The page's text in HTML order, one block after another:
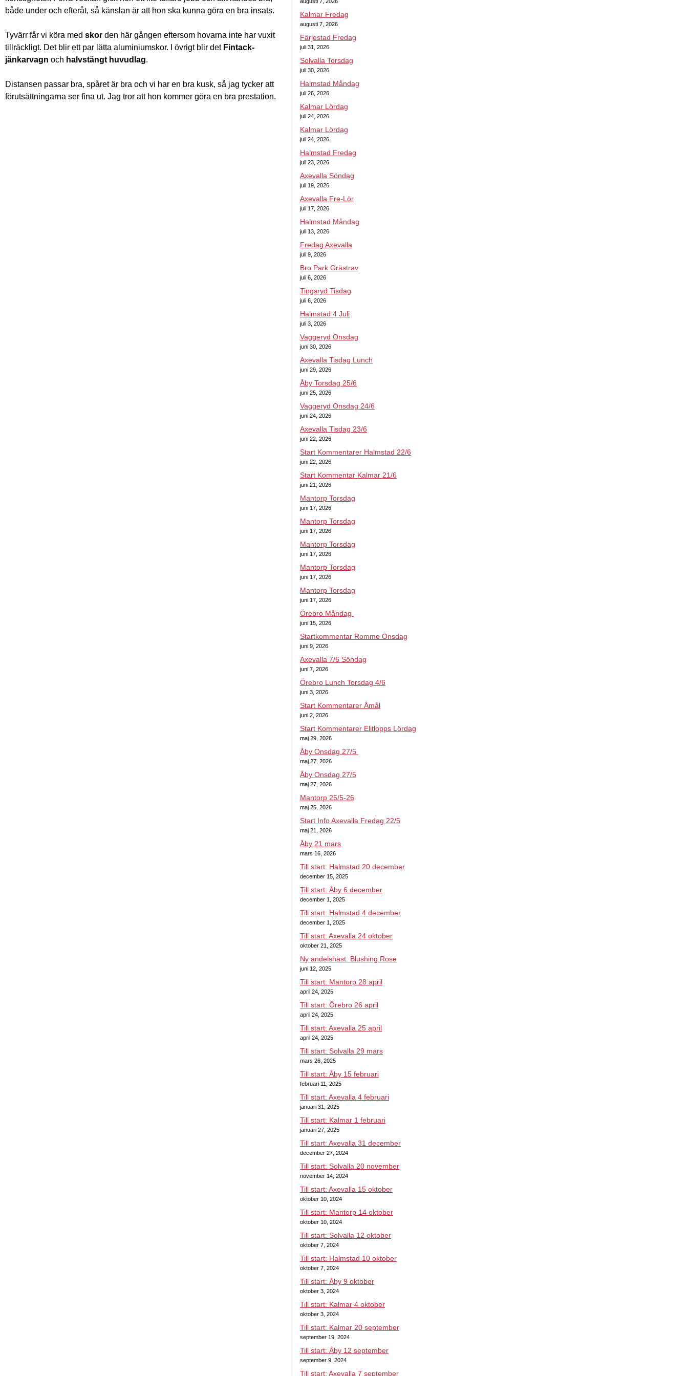
både under och efteråt, så känslan är att hon ska kunna göra en bra insats.
Tyvärr får vi köra med skor den här gången eftersom hovarna inte har vuxit
tillräckligt. Det blir ett par lätta aluminiumskor. I övrigt blir det Fintack-
jänkarvagn och halvstängt huvudlag.
Distansen passar bra, spåret är bra och vi har en bra kusk, så jag tycker att
förutsättningarna ser fina ut. Jag tror att hon kommer göra en bra prestation.
Kalmar Fredag
augusti 7, 2026
Färjestad Fredag
juli 31, 2026
Solvalla Torsdag
juli 30, 2026
Halmstad Måndag
juli 26, 2026
Kalmar Lördag
juli 24, 2026
Kalmar Lördag
juli 24, 2026
Halmstad Fredag
juli 23, 2026
Axevalla Söndag
juli 19, 2026
Axevalla Fre-Lör
juli 17, 2026
Halmstad Måndag
juli 13, 2026
Fredag Axevalla
juli 9, 2026
Bro Park Grästrav
juli 6, 2026
Tingsryd Tisdag
juli 6, 2026
Halmstad 4 Juli
juli 3, 2026
Vaggeryd Onsdag
juni 30, 2026
Axevalla Tisdag Lunch
juni 29, 2026
Åby Torsdag 25/6
juni 25, 2026
Vaggeryd Onsdag 24/6
juni 24, 2026
Axevalla Tisdag 23/6
juni 22, 2026
Start Kommentarer Halmstad 22/6
juni 22, 2026
Start Kommentar Kalmar 21/6
juni 21, 2026
Mantorp Torsdag
juni 17, 2026
Mantorp Torsdag
juni 17, 2026
Mantorp Torsdag
juni 17, 2026
Mantorp Torsdag
juni 17, 2026
Mantorp Torsdag
juni 17, 2026
Örebro Måndag
juni 15, 2026
Startkommentar Romme Onsdag
juni 9, 2026
Axevalla 7/6 Söndag
juni 7, 2026
Örebro Lunch Torsdag 4/6
juni 3, 2026
Start Kommentarer Åmål
juni 2, 2026
Start Kommentarer Elitlopps Lördag
maj 29, 2026
Åby Onsdag 27/5
maj 27, 2026
Åby Onsdag 27/5
maj 27, 2026
Mantorp 25/5-26
maj 25, 2026
Start Info Axevalla Fredag 22/5
maj 21, 2026
Åby 21 mars
mars 16, 2026
Till start: Halmstad 20 december
december 15, 2025
Till start: Åby 6 december
december 1, 2025
Till start: Halmstad 4 december
december 1, 2025
Till start: Axevalla 24 oktober
oktober 21, 2025
Ny andelshäst: Blushing Rose
juni 12, 2025
Till start: Mantorp 28 april
april 24, 2025
Till start: Örebro 26 april
april 24, 2025
Till start: Axevalla 25 april
april 24, 2025
Till start: Solvalla 29 mars
mars 26, 2025
Till start: Åby 15 februari
februari 11, 2025
Till start: Axevalla 4 februari
januari 31, 2025
Till start: Kalmar 1 februari
januari 27, 2025
Till start: Axevalla 31 december
december 27, 2024
Till start: Solvalla 20 november
november 14, 2024
Till start: Axevalla 15 oktober
oktober 10, 2024
Till start: Mantorp 14 oktober
oktober 10, 2024
Till start: Solvalla 12 oktober
oktober 7, 2024
Till start: Halmstad 10 oktober
oktober 7, 2024
Till start: Åby 9 oktober
oktober 3, 2024
Till start: Kalmar 4 oktober
oktober 3, 2024
Till start: Kalmar 20 september
september 19, 2024
Till start: Åby 12 september
september 9, 2024
Till start: Axevalla 7 september